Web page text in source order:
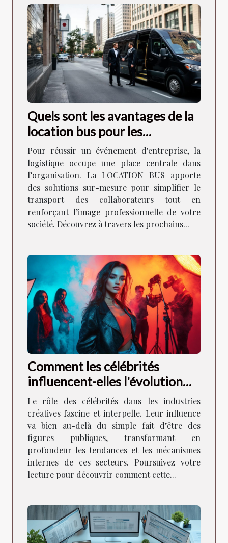
Quels sont les avantages de la
location bus pour les
événements d'entreprise ?
Pour réussir un événement d'entreprise, la
logistique occupe une place centrale dans
l’organisation. La LOCATION BUS apporte
des solutions sur-mesure pour simplifier le
transport des collaborateurs tout en
renforçant l’image professionnelle de votre
société. Découvrez à travers les prochains...
Comment les célébrités
influencent-elles l'évolution
des industries créatives ?
Le rôle des célébrités dans les industries
créatives fascine et interpelle. Leur influence
va bien au-delà du simple fait d’être des
figures publiques, transformant en
profondeur les tendances et les mécanismes
internes de ces secteurs. Poursuivez votre
lecture pour découvrir comment cette...